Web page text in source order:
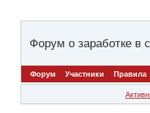
Форум о заработке в
Форум Участники Правила